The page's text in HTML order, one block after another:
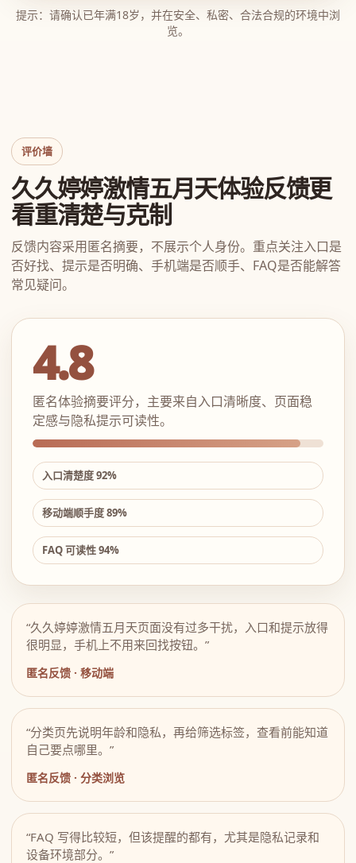
提示：请确认已年满18岁，并在安全、私密、合法合规的环境中浏
览。
评价墙
久久婷婷激情五月天体验反馈更
看重清楚与克制
反馈内容采用匿名摘要，不展示个人身份。重点关注入口是
否好找、提示是否明确、手机端是否顺手、FAQ是否能解答
常见疑问。
4.8
匿名体验摘要评分，主要来自入口清晰度、页面稳
定感与隐私提示可读性。
入口清楚度 92%
移动端顺手度 89%
FAQ 可读性 94%
“久久婷婷激情五月天页面没有过多干扰，入口和提示放得
很明显，手机上不用来回找按钮。”
匿名反馈 · 移动端
“分类页先说明年龄和隐私，再给筛选标签，查看前能知道
自己要点哪里。”
匿名反馈 · 分类浏览
“FAQ 写得比较短，但该提醒的都有，尤其是隐私记录和
设备环境部分。”